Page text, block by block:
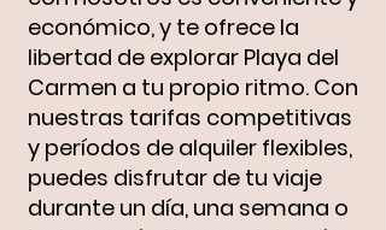
económico, y te ofrece la
libertad de explorar Playa del
Carmen a tu propio ritmo. Con
nuestras tarifas competitivas
y períodos de alquiler flexibles,
puedes disfrutar de tu viaje
durante un día, una semana o